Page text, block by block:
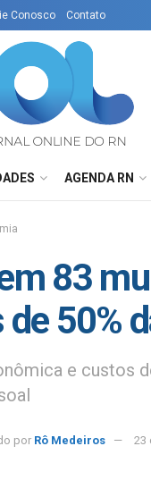
Conosco Contato
AGENDA RN
83
de 50%
e custos
por Rô Medeiros 23